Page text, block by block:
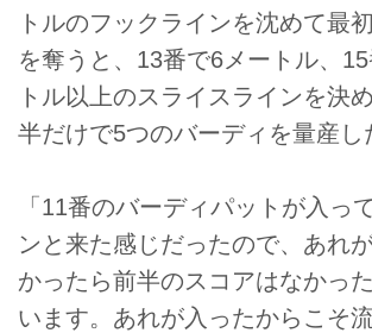
トルのフックラインを沈めて最
を奪うと、13番で6メートル、
トル以上のスライスラインを決
半だけで5つのバーディを量産し
「11番のバーディパットが入っ
ンと来た感じだったので、あれ
かったら前半のスコアはなかっ
います。あれが入ったからこそ